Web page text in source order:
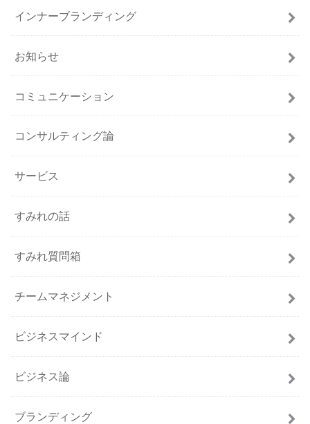
インナーブランディング
お知らせ
コミュニケーション
コンサルティング論
サービス
すみれの話
すみれ質問箱
チームマネジメント
ビジネスマインド
ビジネス論
ブランディング